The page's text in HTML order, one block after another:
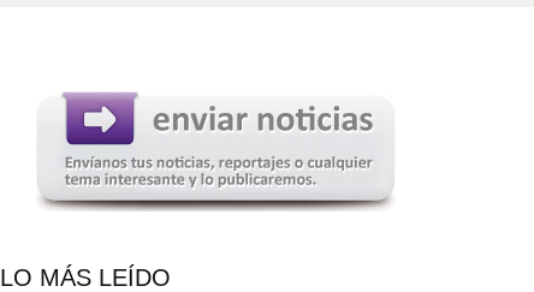
LO MÁS LEÍDO